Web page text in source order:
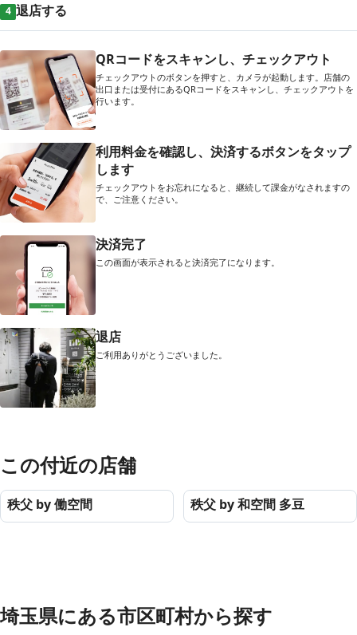
4 退店する
QRコードをスキャンし、チェックアウト
チェックアウトのボタンを押すと、カメラが起動します。店舗の
出口または受付にあるQRコードをスキャンし、チェックアウトを
行います。
利用料金を確認し、決済するボタンをタップ
します
チェックアウトをお忘れになると、継続して課金がなされますの
で、ご注意ください。
決済完了
この画面が表示されると決済完了になります。
退店
ご利用ありがとうございました。
この付近の店舗
秩父 by 働空間 秩父 by 和空間 多豆
埼玉県にある市区町村から探す